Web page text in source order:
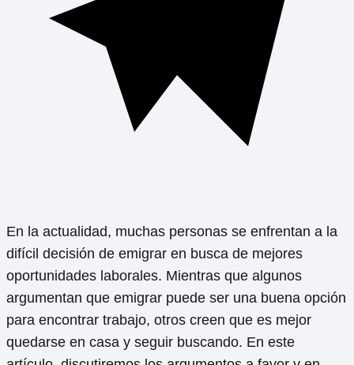
En la actualidad, muchas personas se enfrentan a la
difícil decisión de emigrar en busca de mejores
oportunidades laborales. Mientras que algunos
argumentan que emigrar puede ser una buena opción
para encontrar trabajo, otros creen que es mejor
quedarse en casa y seguir buscando. En este